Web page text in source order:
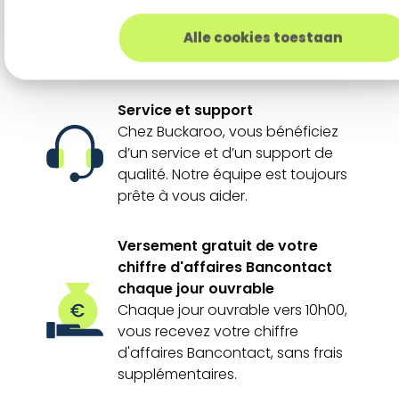
Alle cookies toestaan
Paiement en 7 jours
€ 2,70
Abonnement tout-en-un
Service et support
Chez Buckaroo, vous bénéficiez
d’un service et d’un support de
qualité. Notre équipe est toujours
prête à vous aider.
Versement gratuit de votre
chiffre d'affaires Bancontact
chaque jour ouvrable
Chaque jour ouvrable vers 10h00,
vous recevez votre chiffre
d'affaires Bancontact, sans frais
supplémentaires.